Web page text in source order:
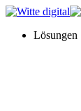
Lösungen